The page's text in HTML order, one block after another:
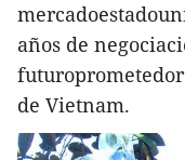
años de
de Vietnam.